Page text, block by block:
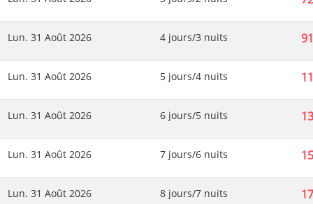
Lun. 31 Août 2026 4 jours/3 nuits
Lun. 31 Août 2026 5 jours/4 nuits
Lun. 31 Août 2026 6 jours/5 nuits
Lun. 31 Août 2026 7 jours/6 nuits
Lun. 31 Août 2026 8 jours/7 nuits